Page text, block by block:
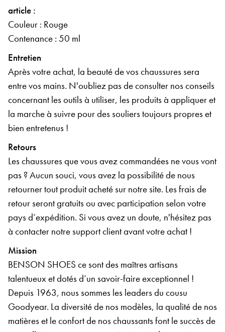
article :
Couleur : Rouge
Contenance : 50 ml
Entretien
Après votre achat, la beauté de vos chaussures sera
entre vos mains. N'oubliez pas de consulter nos conseils
concernant les outils à utiliser, les produits à appliquer et
la marche à suivre pour des souliers toujours propres et
bien entretenus !
Retours
Les chaussures que vous avez commandées ne vous vont
pas ? Aucun souci, vous avez la possibilité de nous
retourner tout produit acheté sur notre site. Les frais de
retour seront gratuits ou avec participation selon votre
pays d’expédition. Si vous avez un doute, n'hésitez pas
à contacter notre support client avant votre achat !
Mission
BENSON SHOES ce sont des maîtres artisans
talentueux et dotés d’un savoir-faire exceptionnel !
Depuis 1963, nous sommes les leaders du cousu
Goodyear. La diversité de nos modèles, la qualité de nos
matières et le confort de nos chaussants font le succès de